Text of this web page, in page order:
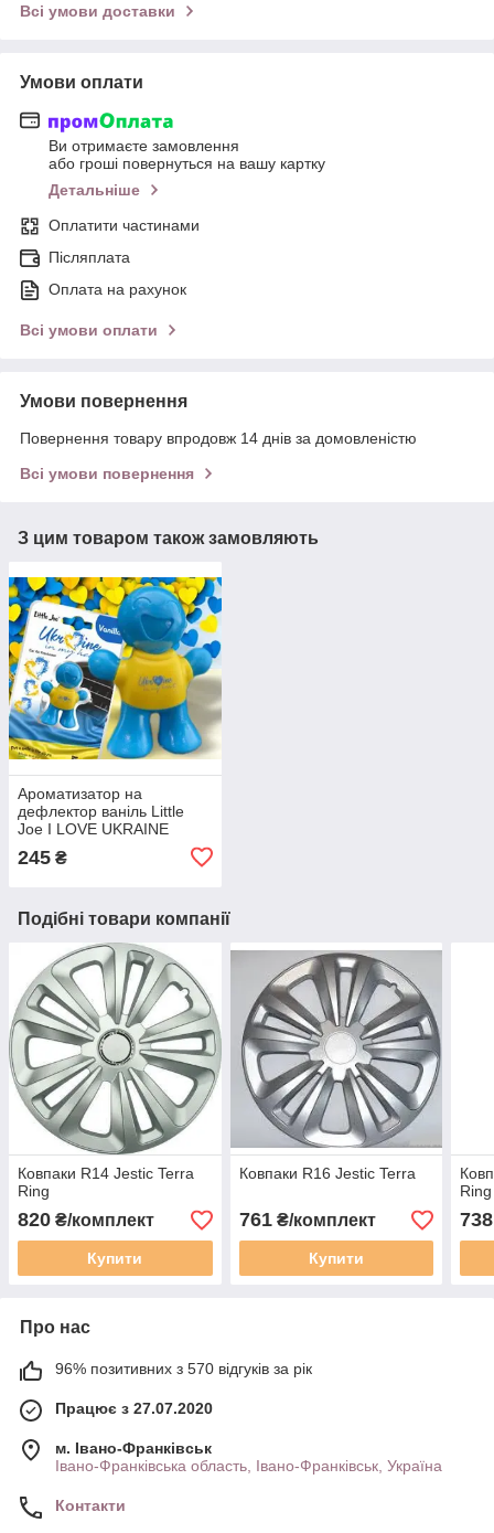
Всі умови доставки
Умови оплати
Ви отримаєте замовлення
або гроші повернуться на вашу картку
Детальніше
Оплатити частинами
Післяплата
Оплата на рахунок
Всі умови оплати
Умови повернення
Повернення товару впродовж 14 днів за домовленістю
Всі умови повернення
З цим товаром також замовляють
Ароматизатор на
дефлектор ваніль Little
Joe I LOVE UKRAINE
245 ₴
Подібні товари компанії
Ковпаки R14 Jestic Terra
Ring
820 ₴/комплект
Купити
Ковпаки R16 Jestic Terra
761₴/комплект
Купити
Ring
738
Про нас
96% позитивних з 570 відгуків за рік
Працює з 27.07.2020
м. Івано-Франківськ
Івано-Франківська область, Івано-Франківськ, Україна
Контакти